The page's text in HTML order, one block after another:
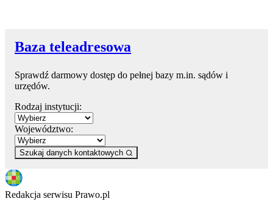
Baza teleadresowa
Sprawdź darmowy dostęp do pełnej bazy m.in. sądów i
urzędów.
Rodzaj instytucji:
Województwo:
Szukaj danych kontaktowych
Redakcja serwisu Prawo.pl